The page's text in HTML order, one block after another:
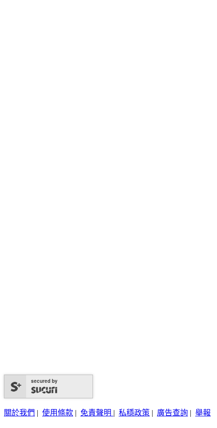
secured by
關於我們 | 使用條款 | 免責聲明 | 私穩政策 | 廣告查詢 | 舉報